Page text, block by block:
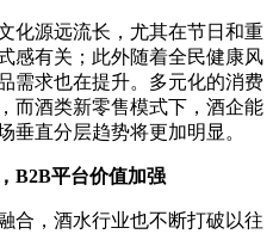
源远流长，尤其在节日和重
感有关；此外随着全民健康风
需求也在提升。多元化的消费
而酒类新零售模式下，酒企能
垂直分层趋势将更加明显。
B2B平台价值加强
，酒水行业也不断打破以往